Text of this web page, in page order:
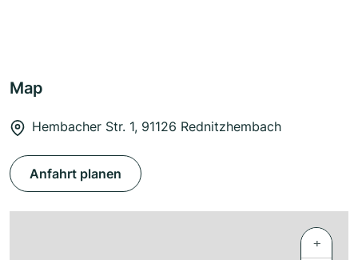
Map
Hembacher Str. 1, 91126 Rednitzhembach
Anfahrt planen
+